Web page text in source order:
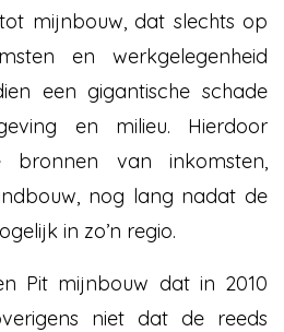
mijnbouw, dat slechts op
en werkgelegenheid
een gigantische schade
en milieu. Hierdoor
bronnen van inkomsten,
nog lang nadat de
in zo’n regio.
Pit mijnbouw dat in 2010
niet dat de reeds